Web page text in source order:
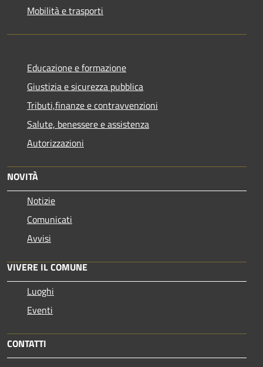
Mobilità e trasporti
Educazione e formazione
Giustizia e sicurezza pubblica
Tributi,finanze e contravvenzioni
Salute, benessere e assistenza
Autorizzazioni
NOVITÀ
Notizie
Comunicati
Avvisi
VIVERE IL COMUNE
Luoghi
Eventi
CONTATTI